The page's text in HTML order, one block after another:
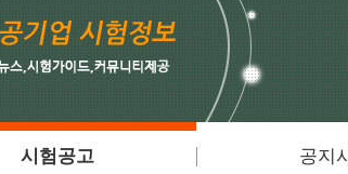
시험공고 공지